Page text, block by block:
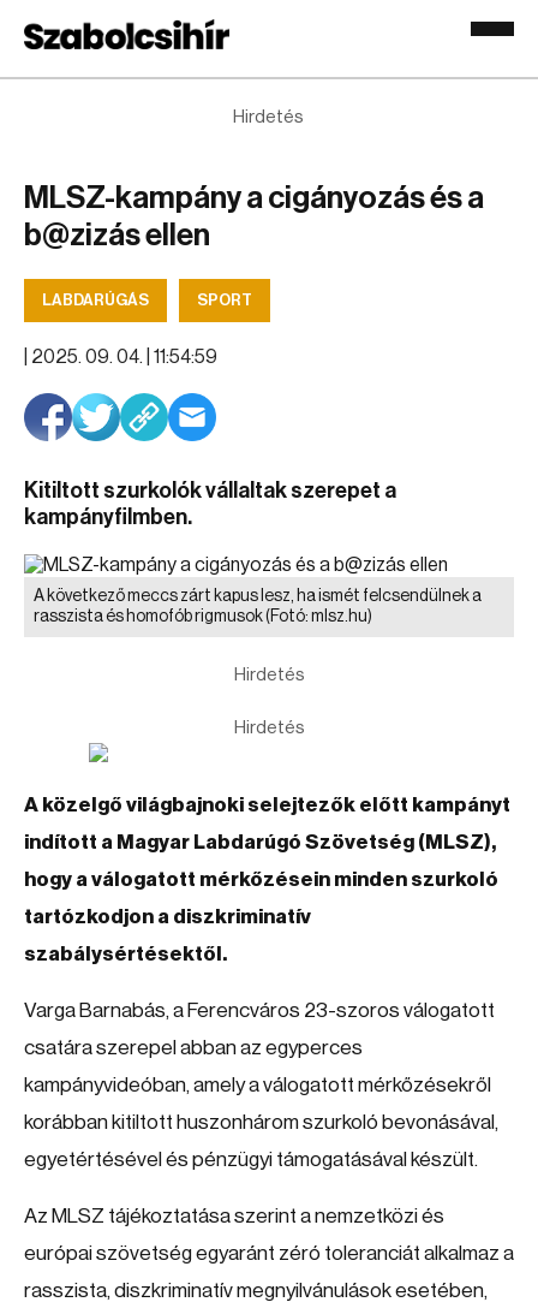
Hirdetés
MLSZ-kampány a cigányozás és a
b@zizás ellen
LABDARÚGÁS SPORT
2025. 09. 04. | 11:54:59
Kitiltott szurkolók vállaltak szerepet a
kampányfilmben.
A következő meccs zárt kapus lesz, ha ismét felcsendülnek a
rasszista és homofób rigmusok(Fotó: mlsz.hu)
Hirdetés
Hirdetés
A közelgő világbajnoki selejtezők előtt kampányt
indított a Magyar Labdarúgó Szövetség (MLSZ),
hogy a válogatott mérkőzésein minden szurkoló
tartózkodjon a diszkriminatív
szabálysértésektől.
Varga Barnabás, a Ferencváros 23-szoros válogatott
csatára szerepel abban az egyperces
kampányvideóban, amely a válogatott mérkőzésekről
korábban kitiltott huszonhárom szurkoló bevonásával,
egyetértésével és pénzügyi támogatásával készült.
Az MLSZ tájékoztatása szerint a nemzetközi és
európai szövetség egyaránt zéró toleranciát alkalmaz a
rasszista, diszkriminatív megnyilvánulások esetében,